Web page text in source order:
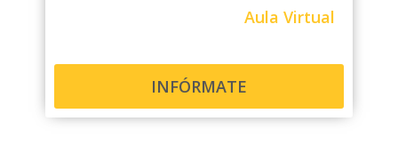
Aula Virtual
INFÓRMATE